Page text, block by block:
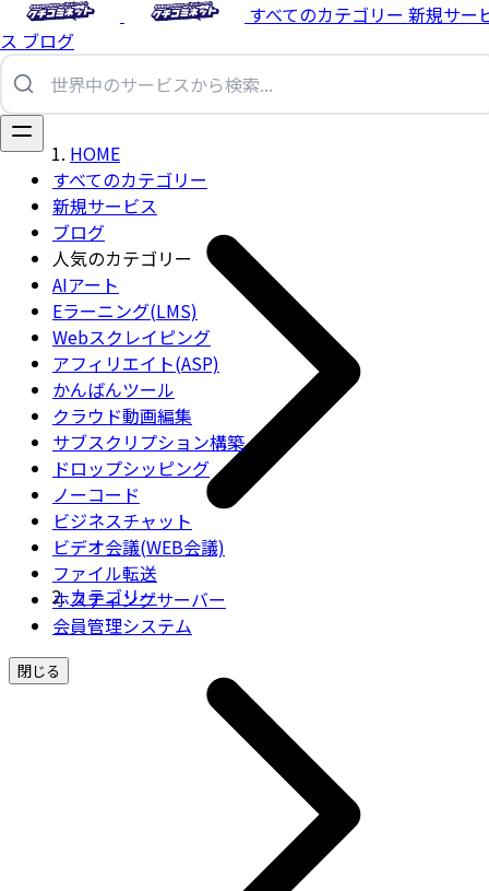
すべてのカテゴリー 新規サー
ス ブログ
すべてのカテゴリー
新規サービス
ブログ
人気のカテゴリー
AIアート
Eラーニング(LMS)
Webスクレイピング
アフィリエイト(ASP)
かんばんツール
クラウド動画編集
サブスクリプション構築
ドロップシッピング
ノーコード
ビジネスチャット
ビデオ会議(WEB会議)
ファイル転送
ホスティングサーバー
会員管理システム
閉じる
HOME
カテゴリー